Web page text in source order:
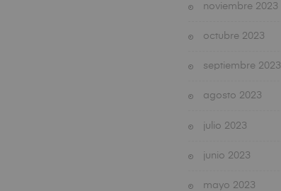
noviembre 2023
octubre 2023
septiembre 2023
agosto 2023
julio 2023
junio 2023
mayo 2023